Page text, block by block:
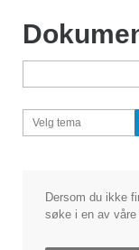
Velg tema
Dersom du ikke
søke i en av våre